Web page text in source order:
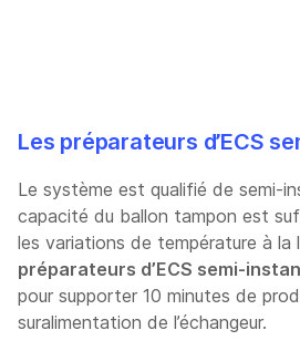
Les préparateurs d’ECS
Le système est qualifié de semi-
capacité du ballon tampon est
les variations de température à la
préparateurs d’ECS semi-
pour supporter 10 minutes de
suralimentation de l’échangeur.